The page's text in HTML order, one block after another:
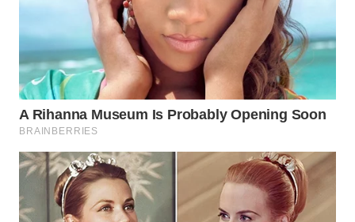
BOGOR
WN
DEPOK
WN
TAPANULI
UTARA
WN